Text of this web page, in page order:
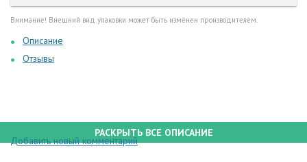
Внимание! Внешний вид упаковки может быть изменен производителем.
Описание
Отзывы
РАСКРЫТЬ ВСЕ ОПИСАНИЕ
Добавить новый комментарий